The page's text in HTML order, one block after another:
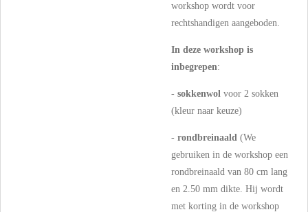
workshop wordt voor
rechtshandigen aangeboden.
In deze workshop is
inbegrepen:
- sokkenwol voor 2 sokken
(kleur naar keuze)
- rondbreinaald (We
gebruiken in de workshop een
rondbreinaald van 80 cm lang
en 2.50 mm dikte. Hij wordt
met korting in de workshop